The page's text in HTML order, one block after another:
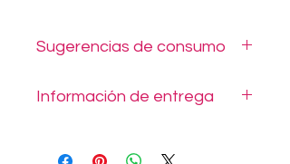
Sugerencias de consumo
Mantener refrigerado o congelado.
Información de entrega
nuestro local en Tomás Moro 1014